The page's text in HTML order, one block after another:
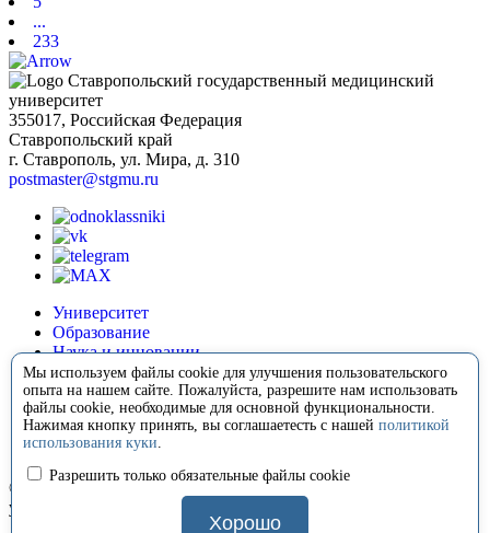
Мы используем файлы cookie для улучшения пользовательского
опыта на нашем сайте. Пожалуйста, разрешите нам использовать
файлы cookie, необходимые для основной функциональности.
Нажимая кнопку принять, вы соглашаетесть с нашей политикой
использования куки.
Разрешить только обязательные файлы cookie
Хорошо
...
233
Ставропольский государственный медицинский
университет
355017, Российская Федерация
Ставропольский край
г. Ставрополь, ул. Мира, д. 310
postmaster@stgmu.ru
Университет
Образование
Наука и инновации
Медицина
Международная деятельность
Внеучебная деятельность
Сотрудничество
Контакты
© 2008-2026 Ставропольский государственный медицинский
университет